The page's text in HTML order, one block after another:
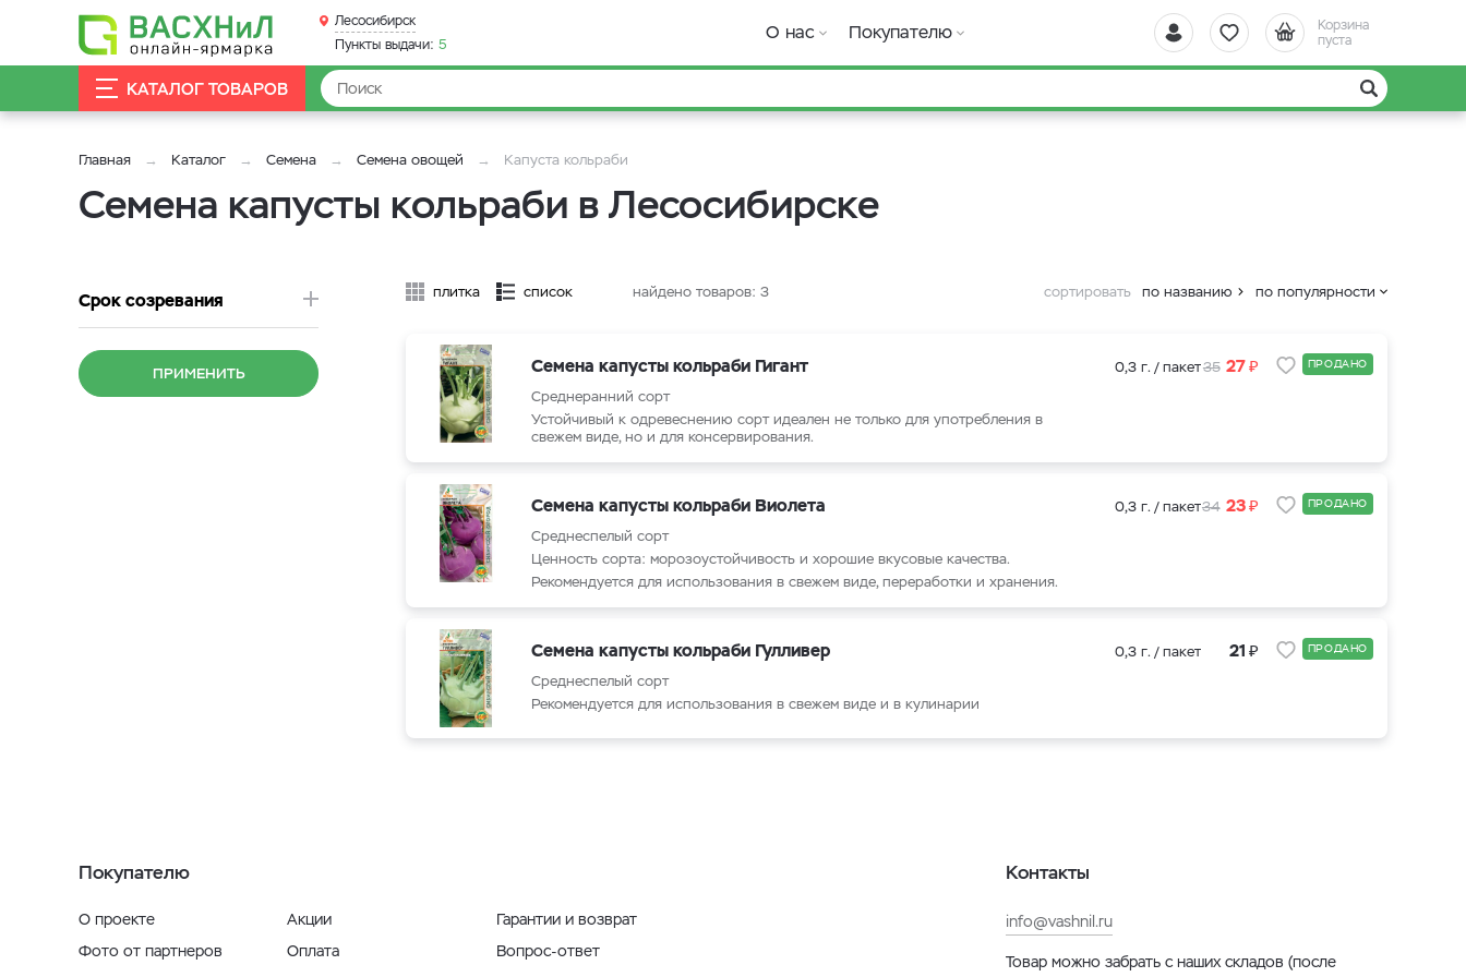
Корзина
пуста
Лесосибирск
Пункты выдачи: 5
О нас Покупателю
КАТАЛОГ ТОВАРОВ
Главная Каталог Семена Семена овощей Капуста кольраби
Семена капусты кольраби в Лесосибирске
Срок созревания
ПРИМЕНИТЬ
плитка список найдено товаров: 3 сортировать по названию по популярности
Семена капусты кольраби Гигант
Среднеранний сорт
Устойчивый к одревеснению сорт идеален не только для употребления в
свежем виде, но и для консервирования.
0,3 г. / пакет35 27₽ ПРОДАНО
Семена капусты кольраби Виолета
Среднеспелый сорт
Ценность сорта: морозоустойчивость и хорошие вкусовые качества.
Рекомендуется для использования в свежем виде, переработки и хранения.
0,3 г. / пакет34 23₽ ПРОДАНО
Семена капусты кольраби Гулливер
Среднеспелый сорт
Рекомендуется для использования в свежем виде и в кулинарии
0,3 г. / пакет 21₽ ПРОДАНО
Покупателю
О проекте
Фото от партнеров
Акции
Оплата
Гарантии и возврат
Вопрос-ответ
Контакты
info@vashnil.ru
Товар можно забрать с наших складов (после